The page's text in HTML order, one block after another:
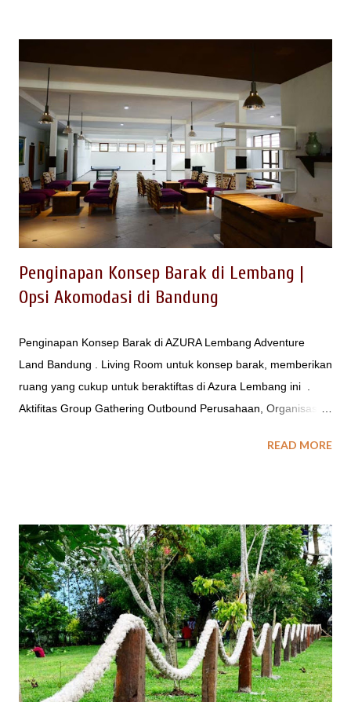
menyelenggarakan kegiatan dengan konsep alam seperti : -
Company Gathering - Family Gathering - Employee Gathering
- Outing Kantor - Acara Ulang Tahun - Acara Resepsi
Pernikahan / Wedding - Acara Group Reuni, Arisan - dsb .
MENGINAP DENGAN TENDA / CAMPING DI AVINA LEMBANG
BANDUNG Salah satu pilihan paket Gathering Outbound di
AVINA LEMBANG - Adventure Land Lembang, tersedia paket
menginap dengan menggunakan akom...
Penginapan Konsep Barak di Lembang |
Opsi Akomodasi di Bandung
Penginapan Konsep Barak di AZURA Lembang Adventure
Land Bandung . Living Room untuk konsep barak, memberikan
ruang yang cukup untuk beraktiftas di Azura Lembang ini .
Aktifitas Group Gathering Outbound Perusahaan, Organisasi
menyelenggarakan kegiatan Outbound Company Gathering,
Kamar type barak Azura Lembang, saat ini tersedia 4 unit
kamar dengan total kapasitas standart untuk 42 orang dan 2
unit kamar type family yang dapat dioptimalkan 20 orang.
FASILITAS KAMAR UNTUK TYPE BARAK DI AZURA
LEMBANG Jenis penginapan di Azura Lembang Adventure
Land Lembang ini sudah dilengkapi dengan fasilitas
pendukung kawasan seperti : Toilet Kamar mandi yang
ditempatkan diluar, Lobby sekaligus Living Room yang dapat
READ MORE